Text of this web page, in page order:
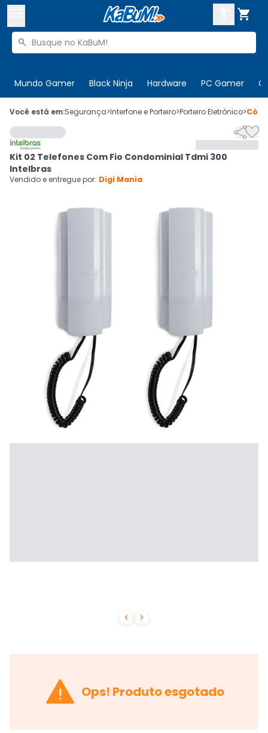

Buscar produtos

Mundo Gamer Black Ninja Hardware PC Gamer
 Olá. Acesse sua conta
 Departamentos
Cupons
Ativar tradutor em libras
CADASTRE-SE
Você está em:Segurança>Interfone e Porteiro>Porteiro Eletrônico>
 

Kit 02 Telefones Com Fio Condominial Tdmi 300
Intelbras
Vendido e entregue por: Digi Mania
 Ops! Produto esgotado